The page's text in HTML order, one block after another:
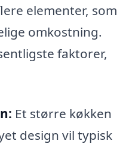
elementer, som
omkostning.
faktorer,
Et større køkken
design vil typisk